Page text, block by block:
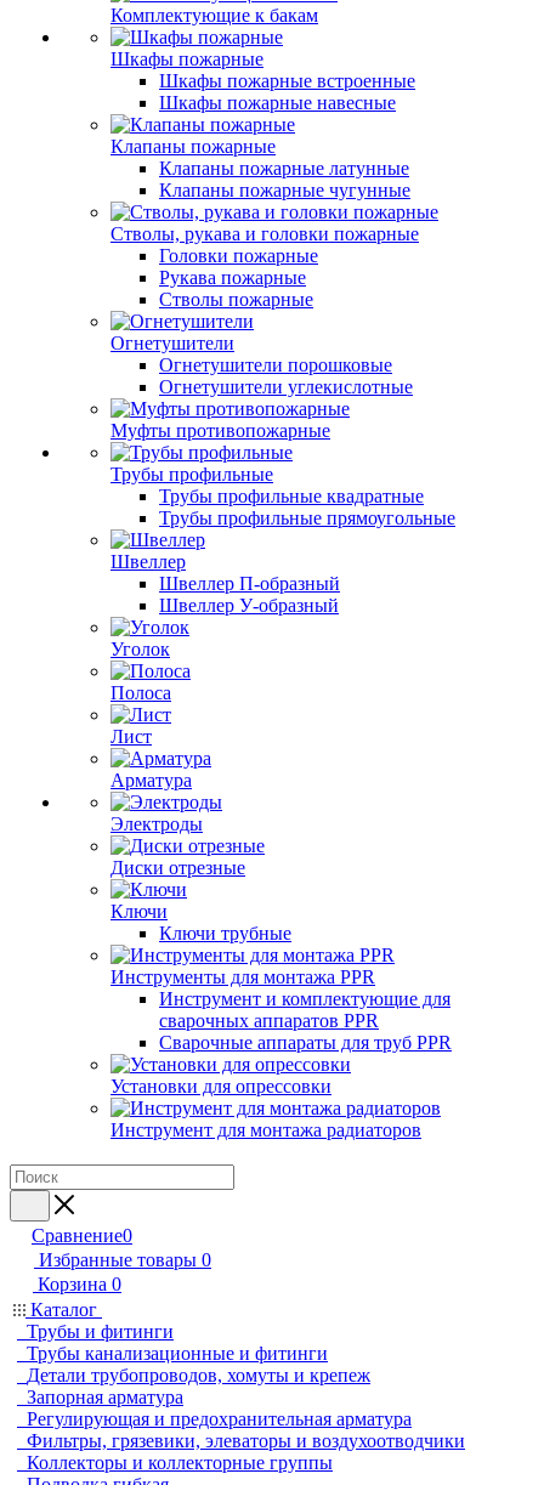
Комплектующие к бакам
Шкафы пожарные
Шкафы пожарные встроенные
Шкафы пожарные навесные
Клапаны пожарные
Клапаны пожарные латунные
Клапаны пожарные чугунные
Стволы, рукава и головки пожарные
Головки пожарные
Рукава пожарные
Стволы пожарные
Огнетушители
Огнетушители порошковые
Огнетушители углекислотные
Муфты противопожарные
Трубы профильные
Трубы профильные квадратные
Трубы профильные прямоугольные
Швеллер
Швеллер П-образный
Швеллер У-образный
Уголок
Полоса
Лист
Арматура
Электроды
Диски отрезные
Ключи
Ключи трубные
Инструменты для монтажа PPR
Инструмент и комплектующие для
сварочных аппаратов PPR
Сварочные аппараты для труб PPR
Установки для опрессовки
Инструмент для монтажа радиаторов
Сравнение0
Избранные товары 0
Корзина 0
Каталог
Трубы и фитинги
Трубы канализационные и фитинги
Детали трубопроводов, хомуты и крепеж
Запорная арматура
Регулирующая и предохранительная арматура
Фильтры, грязевики, элеваторы и воздухоотводчики
Коллекторы и коллекторные группы